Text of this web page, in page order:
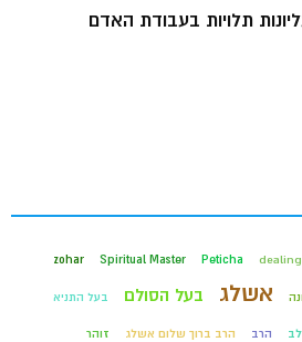
תלויות בעבודת האדם
dealing
Peticha
Spiritual Master
zohar
אשלג בעל הסולם בעל התניא
הרב הרב ברוך שלום אשלג זוהר